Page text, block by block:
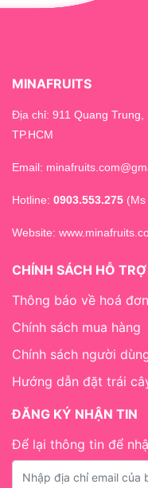
MINAFRUITS
Địa chỉ: 911 Quang Trung,
TP.HCM
Email:
Hotline: 0903.553.275
Website:
CHÍNH SÁCH HỖ TRỢ
Thông báo về hoá
Chính sách mua hàng
Chính sách người
Hướng dẫn đặt trái
ĐĂNG KÝ NHẬN TIN
Để lại thông tin để